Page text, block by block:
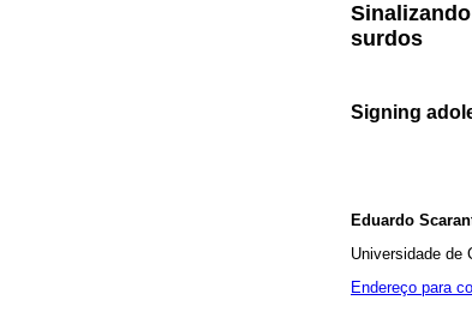
surdos
Signing
Eduardo
Universidade de
Endereço para